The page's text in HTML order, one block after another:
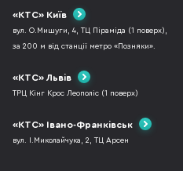
«КТС» Київ
вул. О.Мишуги, 4, ТЦ Піраміда (1 поверх),
за 200 м від станції метро «Позняки».
«КТС» Львів
ТРЦ Кінг Крос Леополіс (1 поверх)
«КТС» Івано-Франківськ
вул. І.Миколайчука, 2, ТЦ Арсен